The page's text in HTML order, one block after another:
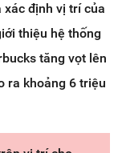
định vị trí của
thiệu hệ thống
tăng vọt lên
ra khoảng 6 triệu